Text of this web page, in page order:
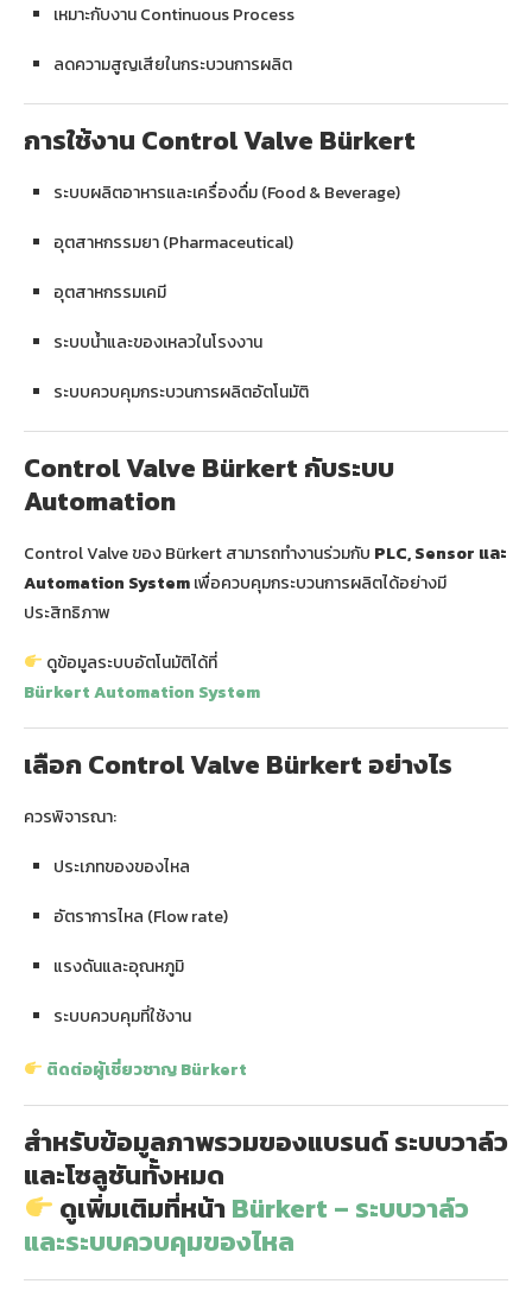
เหมาะกับงาน Continuous Process
ลดความสูญเสียในกระบวนการผลิต
การใช้งาน Control Valve Bürkert
ระบบผลิตอาหารและเครื่องดื่ม (Food & Beverage)
อุตสาหกรรมยา (Pharmaceutical)
อุตสาหกรรมเคมี
ระบบน้ำและของเหลวในโรงงาน
ระบบควบคุมกระบวนการผลิตอัตโนมัติ
Control Valve Bürkert กับระบบ
Automation
Control Valve ของ Bürkert สามารถทำงานร่วมกับ PLC, Sensor และ
Automation Systemเพื่อควบคุมกระบวนการผลิตได้อย่างมี
ประสิทธิภาพ
ดูข้อมูลระบบอัตโนมัติได้ที่
Bürkert Automation System
เลือก Control Valve Bürkert อย่างไร
ควรพิจารณา:
ประเภทของของไหล
อัตราการไหล (Flow rate)
แรงดันและอุณหภูมิ
ระบบควบคุมที่ใช้งาน
ติดต่อผู้เชี่ยวชาญ Bürkert
สำหรับข้อมูลภาพรวมของแบรนด์ ระบบวาล์ว
และโซลูชันทั้งหมด
ดูเพิ่มเติมที่หน้าBürkert – ระบบวาล์ว
และระบบควบคุมของไหล